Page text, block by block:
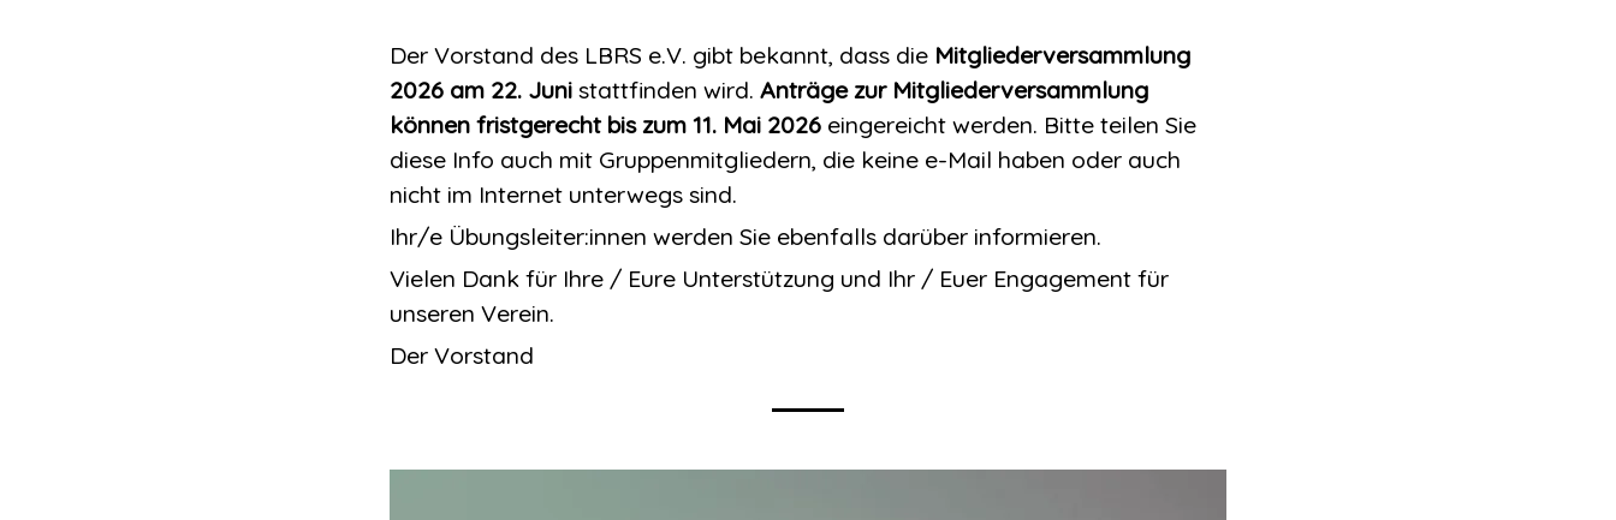
Der Vorstand des LBRS e.V. gibt bekannt, dass die Mitgliederversammlung
2026 am 22. Juni stattfinden wird. Anträge zur Mitgliederversammlung
können fristgerecht bis zum 11. Mai 2026 eingereicht werden. Bitte teilen Sie
diese Info auch mit Gruppenmitgliedern, die keine e-Mail haben oder auch
nicht im Internet unterwegs sind.
Ihr/e Übungsleiter:innen werden Sie ebenfalls darüber informieren.
Vielen Dank für Ihre / Eure Unterstützung und Ihr / Euer Engagement für
unseren Verein.
Der Vorstand